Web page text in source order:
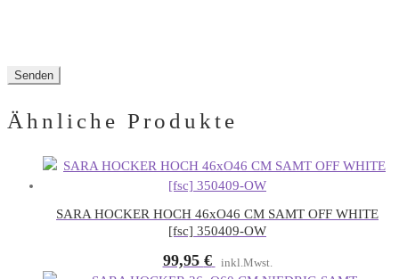
Ähnliche Produkte
SARA HOCKER HOCH 46xO46 CM SAMT OFF WHITE
[fsc] 350409-OW
99,95 € inkl.Mwst.